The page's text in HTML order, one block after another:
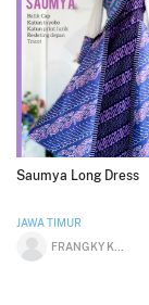
Saumya Long Dress
JAWA TIMUR